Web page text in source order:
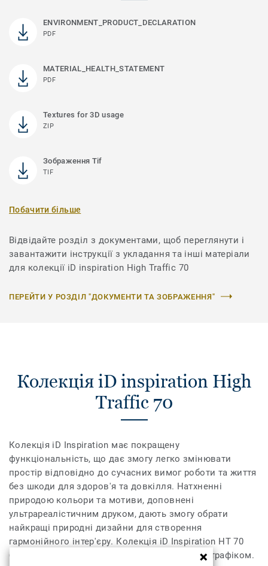
ENVIRONMENT_PRODUCT_DECLARATION
PDF
MATERIAL_HEALTH_STATEMENT
PDF
Textures for 3D usage
ZIP
Зображення Tif
TIF
Побачити більше
Відвідайте розділ з документами, щоб переглянути і
завантажити інструкції з укладання та інші матеріали
для колекції iD inspiration High Traffic 70
ПЕРЕЙТИ У РОЗДІЛ "ДОКУМЕНТИ ТА ЗОБРАЖЕННЯ"
Колекція iD inspiration High
Traffic 70
Колекція iD Inspiration має покращену
функціональність, що дає змогу легко змінювати
простір відповідно до сучасних вимог роботи та життя
без шкоди для здоров'я та довкілля. Натхненні
природою кольори та мотиви, доповнені
ультрареалістичним друком, дають змогу обрати
найкращі природні дизайни для створення
гармонійного інтер'єру. Колекція iD Inspiration HT 70
було розроблено для приміщень із високим трафіком.